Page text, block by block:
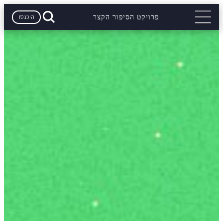
פרויקט הסיפור הקצר היכנסו